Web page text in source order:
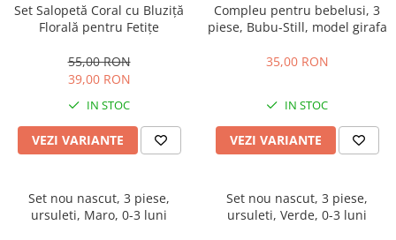
Set Salopetă Coral cu Bluziță
Florală pentru Fetițe
55,00 RON
39,00 RON
IN STOC
VEZI VARIANTE
Compleu pentru bebelusi, 3
piese, Bubu-Still, model girafa
35,00 RON
IN STOC
VEZI VARIANTE
Set nou nascut, 3 piese,
ursuleti, Maro, 0-3 luni
Set nou nascut, 3 piese,
ursuleti, Verde, 0-3 luni